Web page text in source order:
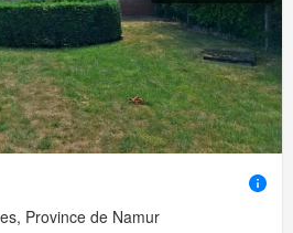
Province de Namur